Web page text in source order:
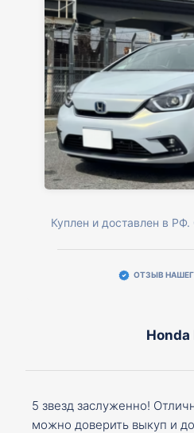
Куплен и доставлен в
ОТЗЫВ
Honda
5 звезд заслуженно!
можно доверить выкуп и